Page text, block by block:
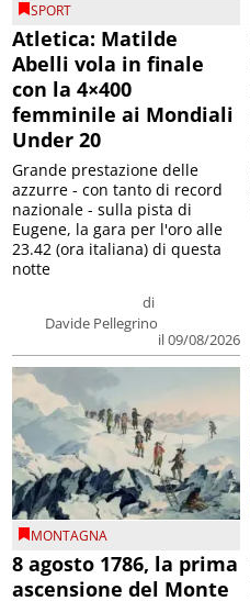
SPORT
Atletica: Matilde
Abelli vola in finale
con la 4×400
femminile ai Mondiali
Under 20
di
Davide Pellegrino
il 09/08/2026
Grande prestazione delle
azzurre - con tanto di record
nazionale - sulla pista di
Eugene, la gara per l'oro alle
23.42 (ora italiana) di questa
notte
MONTAGNA
8 agosto 1786, la prima
ascensione del Monte